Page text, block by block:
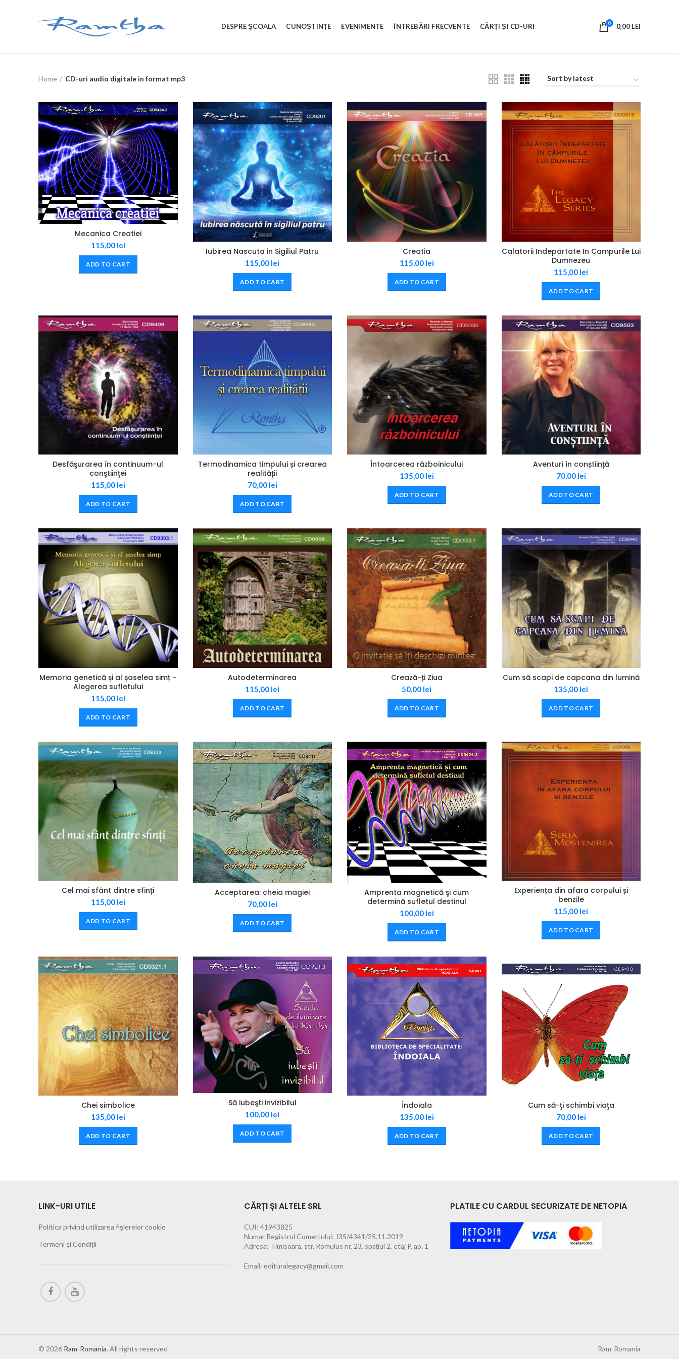
DESPRE ȘCOALA CUNOȘTINȚE EVENIMENTE ÎNTREBĂRI FRECVENTE CĂRȚI ȘI CD-URI 0 0,00 LEI
Home CD-uri audio digitale in format mp3
Mecanica Creatiei
115,00 lei
ADD TO CART
Iubirea Nascuta in Sigiliul Patru
115,00 lei
ADD TO CART
Creatia
115,00 lei
ADD TO CART
Calatorii Indepartate In Campurile Lui
Dumnezeu
115,00 lei
ADD TO CART
Desfăşurarea în continuum-ul
conştiinţei
115,00 lei
ADD TO CART
Termodinamica timpului și crearea
realității
70,00 lei
ADD TO CART
Întoarcerea războinicului
135,00 lei
ADD TO CART
Aventuri în conștiință
70,00 lei
ADD TO CART
Memoria genetică și al șaselea simț –
Alegerea sufletului
115,00 lei
ADD TO CART
Autodeterminarea
115,00 lei
ADD TO CART
Crează-ți Ziua
50,00 lei
ADD TO CART
Cum să scapi de capcana din lumină
135,00 lei
ADD TO CART
Cel mai sfânt dintre sfinți
115,00 lei
ADD TO CART
Acceptarea: cheia magiei
70,00 lei
ADD TO CART
Amprenta magnetică şi cum
determină sufletul destinul
100,00 lei
ADD TO CART
Experiența din afara corpului și
benzile
115,00 lei
ADD TO CART
Chei simbolice
135,00 lei
ADD TO CART
Să iubeşti invizibilul
100,00 lei
ADD TO CART
Îndoiala
135,00 lei
ADD TO CART
Cum să-ţi schimbi viaţa
70,00 lei
ADD TO CART
LINK-URI UTILE
Politica privind utilizarea fișierelor cookie
Termeni și Condiții
CĂRȚI ȘI ALTELE SRL
CUI: 41943825
Numar Registrul Comertului: J35/4341/25.11.2019
Adresa: Timisoara, str. Romulus nr. 23, spațiul 2, etaj P, ap. 1
Email:edituralegacy@gmail.com
PLATILE CU CARDUL SECURIZATE DE NETOPIA
© 2026 Ram-Romania. All rights reserved Ram-Romania